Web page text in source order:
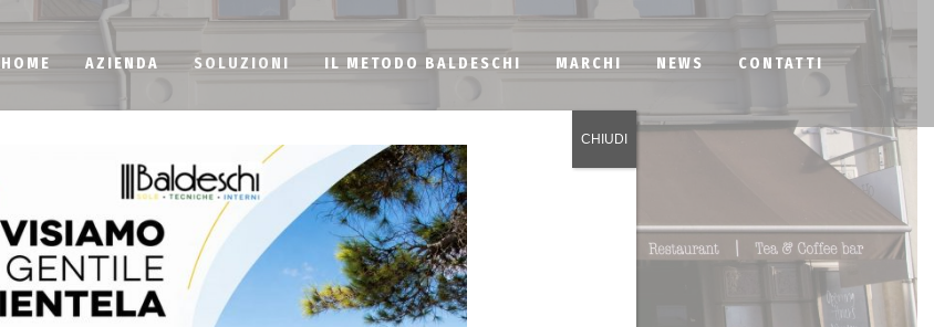
HOME AZIENDA SOLUZIONI IL METODO BALDESCHI MARCHI NEWS CONTATTI
CHIUDI